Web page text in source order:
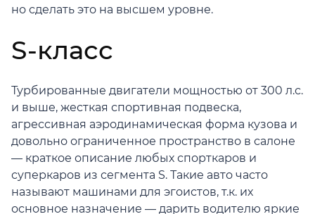
но сделать это на высшем уровне.
S-класс
Турбированные двигатели мощностью от 300 л.с.
и выше, жесткая спортивная подвеска,
агрессивная аэродинамическая форма кузова и
довольно ограниченное пространство в салоне
— краткое описание любых спорткаров и
суперкаров из сегмента S. Такие авто часто
называют машинами для эгоистов, т.к. их
основное назначение — дарить водителю яркие